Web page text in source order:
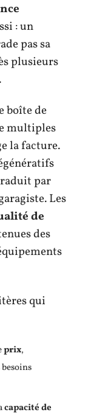
: un
pas sa
plusieurs
boîte de
multiples
la facture.
par
Les
de
des
qui
prix,
besoins
capacité de